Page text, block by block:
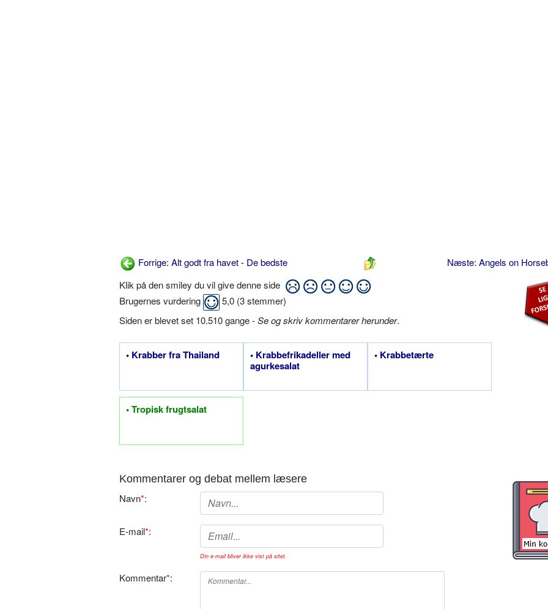
Forrige: Alt godt fra havet - De bedste
Næste: Angels on
Klik på den smiley du vil give denne side
Brugernes vurdering
5,0 (3stemmer)
Siden er blevet set 10.510 gange -Se og skriv kommentarer herunder.
• Krabber fra Thailand
• Krabbefrikadeller med
agurkesalat
• Krabbetærte
• Tropisk frugtsalat
Kommentarer og debat mellem læsere
Navn*:
E-mail*:
Din e-mail bliver ikke vist på sitet.
Kommentar*: